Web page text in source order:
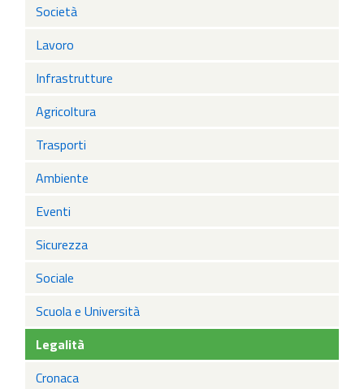
Società
Lavoro
Infrastrutture
Agricoltura
Trasporti
Ambiente
Eventi
Sicurezza
Sociale
Scuola e Università
Legalità
Cronaca